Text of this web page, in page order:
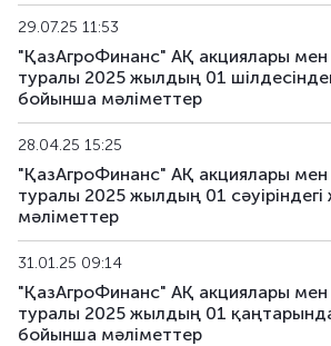
29.07.25 11:53
"ҚазАгроФинанс" АҚ акциялары мен
туралы 2025 жылдың 01
бойынша мәліметтер
28.04.25 15:25
"ҚазАгроФинанс" АҚ акциялары мен
туралы 2025 жылдың 01
мәліметтер
31.01.25 09:14
"ҚазАгроФинанс" АҚ акциялары мен
туралы 2025 жылдың 01
бойынша мәліметтер